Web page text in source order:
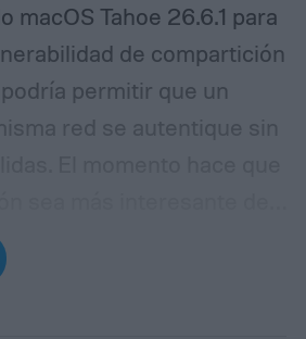
macOS Tahoe 26.6.1 para
de compartición
permitir que un
red se autentique sin
número de versión
de seguridad de Apple